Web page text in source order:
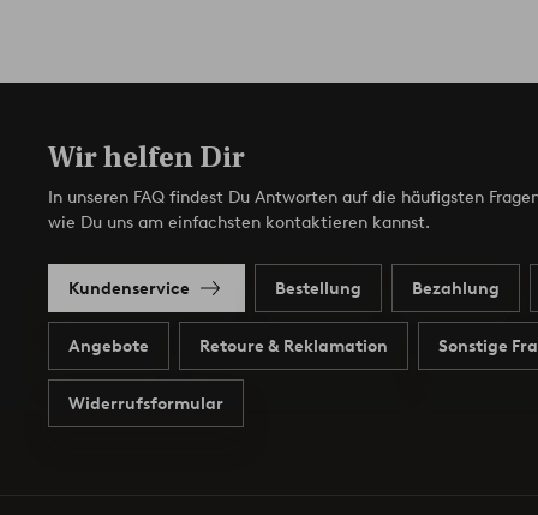
Wir helfen Dir
In unseren FAQ findest Du Antworten auf die häufigsten
wie Du uns am einfachsten kontaktieren kannst.
Kundenservice Bestellung Bezahlung
Angebote Retoure & Reklamation Sonstige
Widerrufsformular